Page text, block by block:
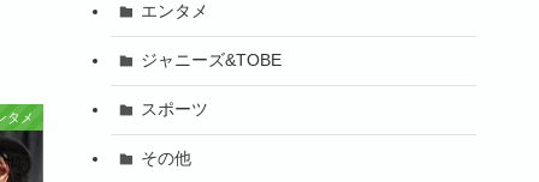
タメ
エンタメ
ジャニーズ&TOBE
スポーツ
その他